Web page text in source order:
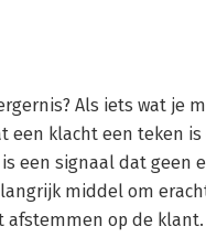
Als iets wat je
een klacht een teken
een signaal dat geen
middel om
op de